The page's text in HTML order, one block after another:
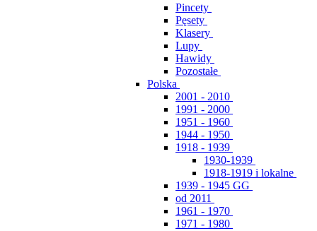
Pincety
Pęsety
Klasery
Lupy
Hawidy
Pozostałe
Polska
2001 - 2010
1991 - 2000
1951 - 1960
1944 - 1950
1918 - 1939
1930-1939
1918-1919 i lokalne
1939 - 1945 GG
od 2011
1961 - 1970
1971 - 1980